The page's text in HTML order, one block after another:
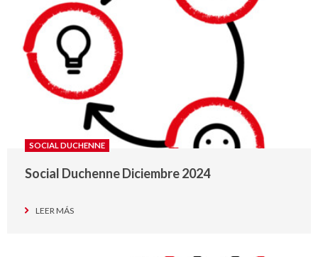
SOCIAL DUCHENNE
Social Duchenne Diciembre 2024
LEER MÁS